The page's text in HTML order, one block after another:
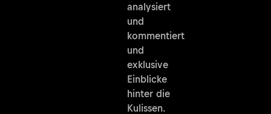
analysiert
und
kommentiert
und
exklusive
Einblicke
hinter die
Kulissen.